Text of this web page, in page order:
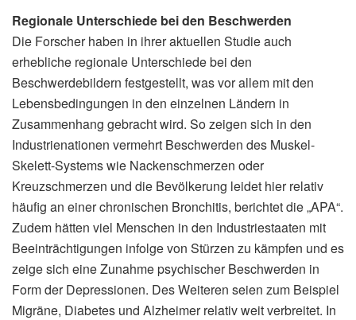
Regionale Unterschiede bei den Beschwerden
Die Forscher haben in ihrer aktuellen Studie auch
erhebliche regionale Unterschiede bei den
Beschwerdebildern festgestellt, was vor allem mit den
Lebensbedingungen in den einzelnen Ländern in
Zusammenhang gebracht wird. So zeigen sich in den
Industrienationen vermehrt Beschwerden des Muskel-
Skelett-Systems wie Nackenschmerzen oder
Kreuzschmerzen und die Bevölkerung leidet hier relativ
häufig an einer chronischen Bronchitis, berichtet die „APA“.
Zudem hätten viel Menschen in den Industriestaaten mit
Beeinträchtigungen infolge von Stürzen zu kämpfen und es
zeige sich eine Zunahme psychischer Beschwerden in
Form der Depressionen. Des Weiteren seien zum Beispiel
Migräne, Diabetes und Alzheimer relativ weit verbreitet. In